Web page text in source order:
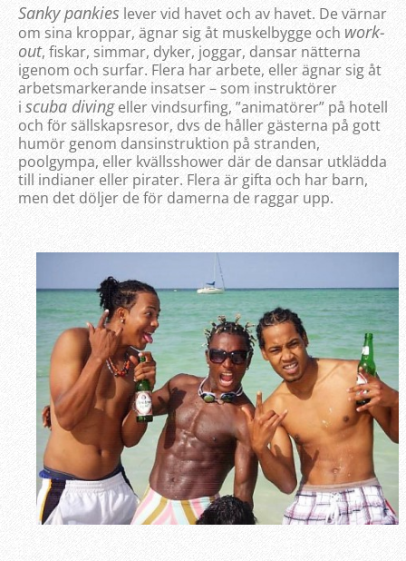
Sanky pankies lever vid havet och av havet. De värnar
om sina kroppar, ägnar sig åt muskelbygge och work-
out, fiskar, simmar, dyker, joggar, dansar nätterna
igenom och surfar. Flera har arbete, eller ägnar sig åt
arbetsmarkerande insatser – som instruktörer
i scuba divingeller vindsurfing, ”animatörer” på hotell
och för sällskapsresor, dvs de håller gästerna på gott
humör genom dansinstruktion på stranden,
poolgympa, eller kvällsshower där de dansar utklädda
till indianer eller pirater. Flera är gifta och har barn,
men det döljer de för damerna de raggar upp.